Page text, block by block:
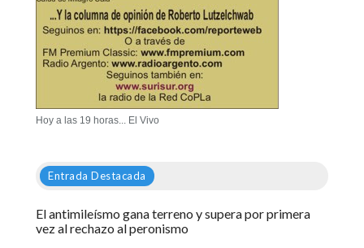
Hoy a las 19 horas... El Vivo
Entrada Destacada
El antimileísmo gana terreno y supera por primera
vez al rechazo al peronismo